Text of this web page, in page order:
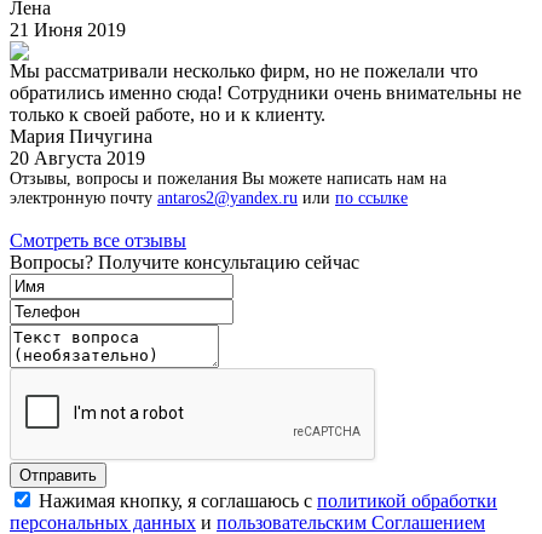
Лена
21 Июня 2019
Мы рассматривали несколько фирм, но не пожелали что
обратились именно сюда! Сотрудники очень внимательны не
только к своей работе, но и к клиенту.
Мария Пичугина
20 Августа 2019
Отзывы, вопросы и пожелания Вы можете написать нам на
электронную почту antaros2@yandex.ru или по ссылке
Смотреть все отзывы
Вопросы? Получите консультацию сейчас
Нажимая кнопку, я соглашаюсь с политикой обработки
персональных данных и пользовательским Соглашением